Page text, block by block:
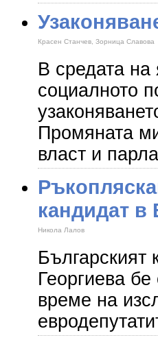
Красен Станчев, Зорница Славова
В средата на
социалното
Промяната
власт и
кандидат в
Никола Лалов
Българският
Георгиева
време на